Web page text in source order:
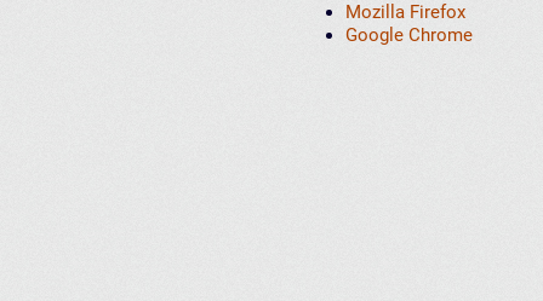
Mozilla Firefox
Google Chrome